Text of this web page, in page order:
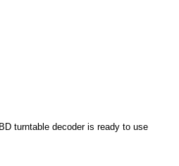
turntable decoder is ready to use